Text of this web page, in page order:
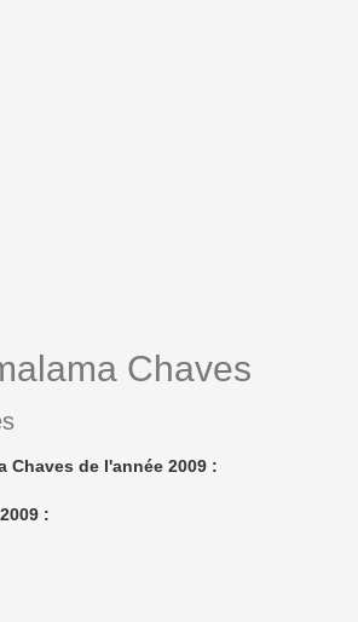
Chaves
Chaves de l'année 2009 :
: